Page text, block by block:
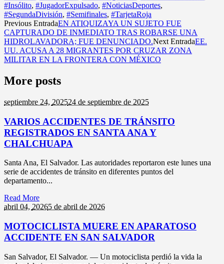
#Insólito, #JugadorExpulsado, #NoticiasDeportes,
#SegundaDivisión, #Semifinales, #TarjetaRoja
Previous EntradaEN ATIQUIZAYA UN SUJETO FUE
CAPTURADO DE INMEDIATO TRAS ROBARSE UNA
HIDROLAVADORA; FUE DENUNCIADO.Next EntradaEE.
UU. ACUSA A 28 MIGRANTES POR CRUZAR ZONA
MILITAR EN LA FRONTERA CON MÉXICO
More posts
septiembre 24, 202524 de septiembre de 2025
VARIOS ACCIDENTES DE TRÁNSITO
REGISTRADOS EN SANTA ANA Y
CHALCHUAPA
Santa Ana, El Salvador. Las autoridades reportaron este lunes una
serie de accidentes de tránsito en diferentes puntos del
departamento...
Read More
abril 04, 20265 de abril de 2026
MOTOCICLISTA MUERE EN APARATOSO
ACCIDENTE EN SAN SALVADOR
San Salvador, El Salvador. — Un motociclista perdió la vida la